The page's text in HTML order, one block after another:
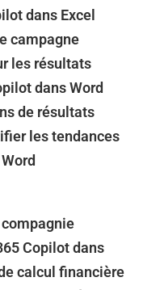
dans Excel
campagne
les résultats
dans Word
de résultats
les tendances
Copilot dans
calcul financière